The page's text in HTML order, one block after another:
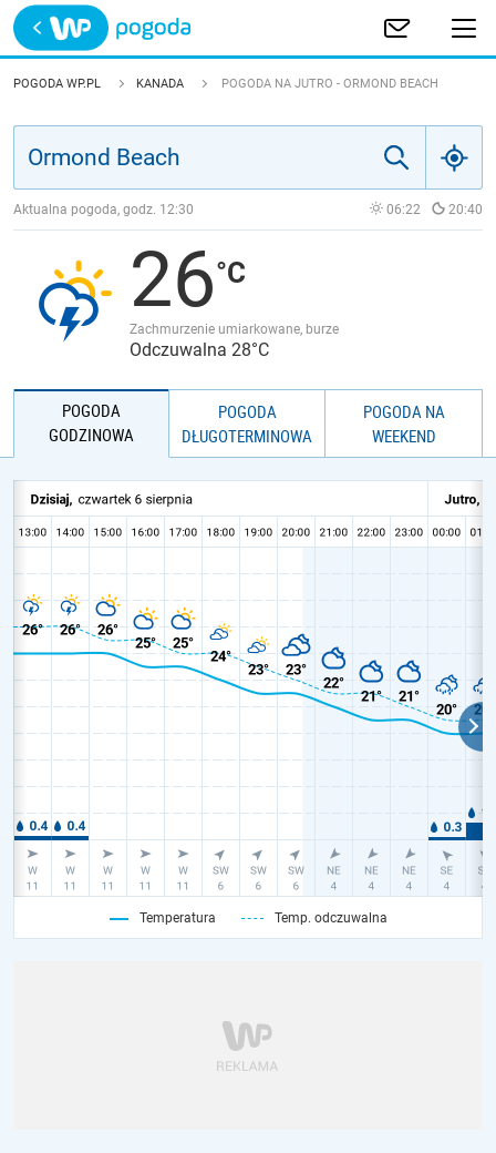
Trwa ładowanie
POLSKA
JAKOŚĆ POWIETRZA
POGODA WP.PL KANADA POGODA NA JUTRO - ORMOND BEACH
Aktualna pogoda, godz. 12:30 06:22 20:40
26
Zachmurzenie umiarkowane, burze
Odczuwalna 28°C
POGODA
GODZINOWA
POGODA
DŁUGOTERMINOWA
POGODA NA
WEEKEND
Temperatura Temp. odczuwalna